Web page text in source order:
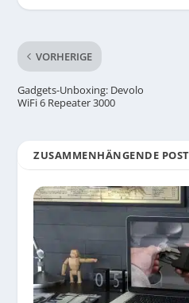
VORHERIGE
Gadgets-Unboxing: Devolo
WiFi 6 Repeater 3000
ZUSAMMENHÄNGENDE